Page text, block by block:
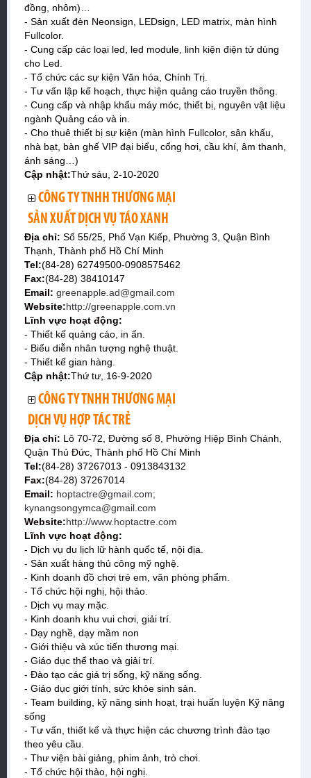
đồng, nhôm)…
- Sản xuất đèn Neonsign, LEDsign, LED matrix, màn hình
Fullcolor.
- Cung cấp các loại led, led module, linh kiện điện tử dùng
cho Led.
- Tổ chức các sự kiện Văn hóa, Chính Trị.
- Tư vấn lập kế hoạch, thực hiện quảng cáo truyền thông.
- Cung cấp và nhập khẩu máy móc, thiết bị, nguyên vật liệu
ngành Quảng cáo và in.
- Cho thuê thiết bị sự kiện (màn hình Fullcolor, sân khấu,
nhà bạt, bàn ghế VIP đại biểu, cổng hơi, cầu khí, âm thanh,
ánh sáng…)
Cập nhật:Thứ sáu, 2-10-2020
CÔNG TY TNHH THƯƠNG MẠI
SẢN XUẤT DỊCH VỤ TÁO XANH
Địa chỉ: Số 55/25, Phố Vạn Kiếp, Phường 3, Quận Bình
Thạnh, Thành phố Hồ Chí Minh
Tel:(84-28) 62749500-0908575462
Fax:(84-28) 38410147
Email: greenapple.ad@gmail.com
Website:http://greenapple.com.vn
Lĩnh vực hoạt động:
- Thiết kế quảng cáo, in ấn.
- Biểu diễn nhân tượng nghệ thuật.
- Thiết kế gian hàng.
Cập nhật:Thứ tư, 16-9-2020
CÔNG TY TNHH THƯƠNG MẠI
DỊCH VỤ HỢP TÁC TRẺ
Địa chỉ: Lô 70-72, Đường số 8, Phường Hiệp Bình Chánh,
Quận Thủ Đức, Thành phố Hồ Chí Minh
Tel:(84-28) 37267013 - 0913843132
Fax:(84-28) 37267014
Email: hoptactre@gmail.com;
kynangsongymca@gmail.com
Website:http://www.hoptactre.com
Lĩnh vực hoạt động:
- Dịch vụ du lịch lữ hành quốc tế, nội địa.
- Sản xuất hàng thủ công mỹ nghệ.
- Kinh doanh đồ chơi trẻ em, văn phòng phẩm.
- Tổ chức hội nghị, hội thảo.
- Dịch vụ may mặc.
- Kinh doanh khu vui chơi, giải trí.
- Dạy nghề, dạy mầm non
- Giới thiệu và xúc tiến thương mại.
- Giáo dục thể thao và giải trí.
- Đào tạo các giá trị sống, kỹ năng sống.
- Giáo dục giới tính, sức khỏe sinh sản.
- Team building, kỹ năng sinh hoạt, trại huấn luyện Kỹ năng
sống
- Tư vấn, thiết kế và thực hiện các chương trình đào tạo
theo yêu cầu.
- Thư viện bài giảng, phim ảnh, trò chơi.
- Tổ chức hội thảo, hội nghị.